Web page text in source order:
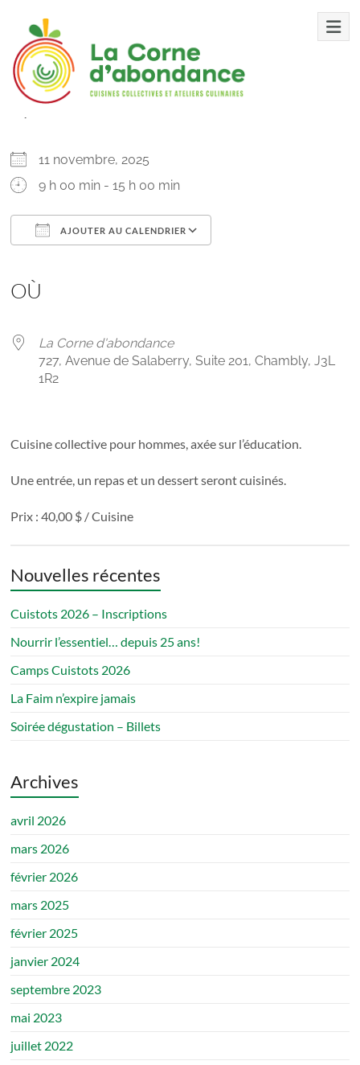
contenu
Corne
d’abondance
Cuisines
collectives
ateliers
à
l’alimentation
CC – Les Gagnants
QUAND
11 novembre, 2025
9 h 00 min - 15 h 00 min
AJOUTER AU CALENDRIER
OÙ
La Corne d'abondance
727, Avenue de Salaberry, Suite 201, Chambly, J3L
1R2
Cuisine collective pour hommes, axée sur l’éducation.
Une entrée, un repas et un dessert seront cuisinés.
Prix : 40,00 $ / Cuisine
Nouvelles récentes
Cuistots 2026 – Inscriptions
Nourrir l’essentiel… depuis 25 ans!
Camps Cuistots 2026
La Faim n’expire jamais
Soirée dégustation – Billets
Archives
avril 2026
mars 2026
février 2026
mars 2025
février 2025
janvier 2024
septembre 2023
mai 2023
juillet 2022